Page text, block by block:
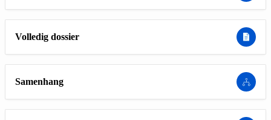
Volledig dossier
Samenhang